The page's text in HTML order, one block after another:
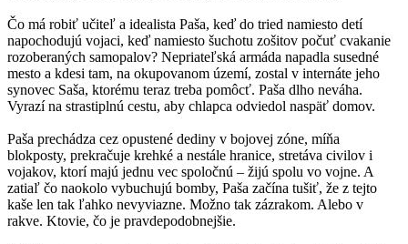
Čo má robiť učiteľ a idealista Paša, keď do tried namiesto detí
napochodujú vojaci, keď namiesto šuchotu zošitov počuť cvakanie
rozoberaných samopalov? Nepriateľská armáda napadla susedné
mesto a kdesi tam, na okupovanom území, zostal v internáte jeho
synovec Saša, ktorému teraz treba pomôcť. Paša dlho neváha.
Vyrazí na strastiplnú cestu, aby chlapca odviedol naspäť domov.
Paša prechádza cez opustené dediny v bojovej zóne, míňa
blokposty, prekračuje krehké a nestále hranice, stretáva civilov i
vojakov, ktorí majú jednu vec spoločnú – žijú spolu vo vojne. A
zatiaľ čo naokolo vybuchujú bomby, Paša začína tušiť, že z tejto
kaše len tak ľahko nevyviazne. Možno tak zázrakom. Alebo v
rakve. Ktovie, čo je pravdepodobnejšie.